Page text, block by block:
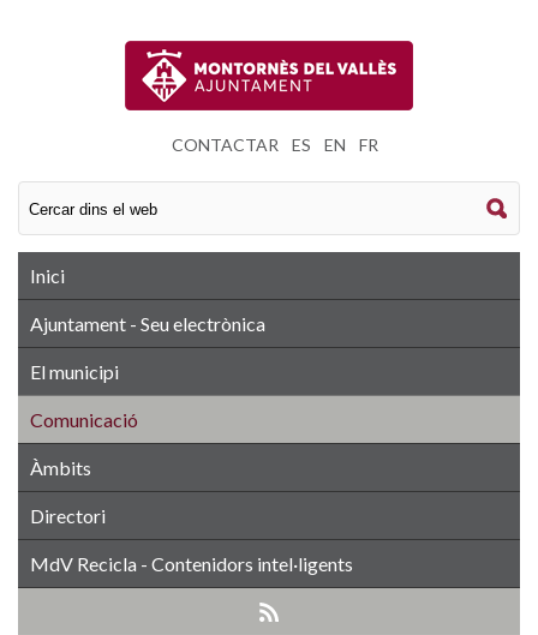
CONTACTAR ES EN FR
Inici
Ajuntament - Seu electrònica
El municipi
Comunicació
Àmbits
Directori
MdV Recicla - Contenidors intel·ligents